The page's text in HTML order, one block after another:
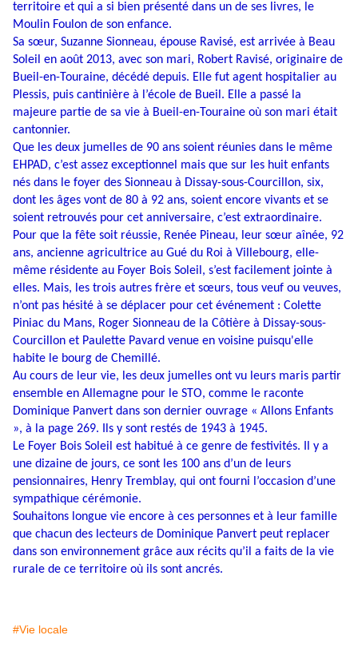
territoire et qui a si bien présenté dans un de ses livres, le
Moulin Foulon de son enfance.
Sa sœur, Suzanne Sionneau, épouse Ravisé, est arrivée à Beau
Soleil en août 2013, avec son mari, Robert Ravisé, originaire de
Bueil-en-Touraine, décédé depuis. Elle fut agent hospitalier au
Plessis, puis cantinière à l’école de Bueil. Elle a passé la
majeure partie de sa vie à Bueil-en-Touraine où son mari était
cantonnier.
Que les deux jumelles de 90 ans soient réunies dans le même
EHPAD, c’est assez exceptionnel mais que sur les huit enfants
nés dans le foyer des Sionneau à Dissay-sous-Courcillon, six,
dont les âges vont de 80 à 92 ans, soient encore vivants et se
soient retrouvés pour cet anniversaire, c’est extraordinaire.
Pour que la fête soit réussie, Renée Pineau, leur sœur aînée, 92
ans, ancienne agricultrice au Gué du Roi à Villebourg, elle-
même résidente au Foyer Bois Soleil, s’est facilement jointe à
elles. Mais, les trois autres frère et sœurs, tous veuf ou veuves,
n’ont pas hésité à se déplacer pour cet événement : Colette
Piniac du Mans, Roger Sionneau de la Côtière à Dissay-sous-
Courcillon et Paulette Pavard venue en voisine puisqu'elle
habite le bourg de Chemillé.
Au cours de leur vie, les deux jumelles ont vu leurs maris partir
ensemble en Allemagne pour le STO, comme le raconte
Dominique Panvert dans son dernier ouvrage « Allons Enfants
», à la page 269. Ils y sont restés de 1943 à 1945.
Le Foyer Bois Soleil est habitué à ce genre de festivités. Il y a
une dizaine de jours, ce sont les 100 ans d’un de leurs
pensionnaires, Henry Tremblay, qui ont fourni l’occasion d’une
sympathique cérémonie.
Souhaitons longue vie encore à ces personnes et à leur famille
que chacun des lecteurs de Dominique Panvert peut replacer
dans son environnement grâce aux récits qu’il a faits de la vie
rurale de ce territoire où ils sont ancrés.
#Vie locale